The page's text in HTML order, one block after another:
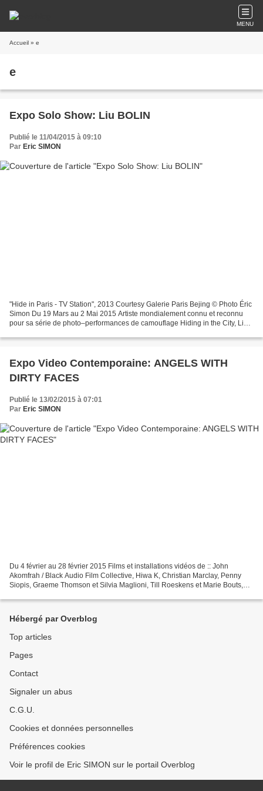
MENU
Accueil » e
e
Expo Solo Show: Liu BOLIN
Publié le 11/04/2015 à 09:10
Par Eric SIMON
"Hide in Paris - TV Station", 2013 Courtesy Galerie Paris Bejing © Photo Éric
Simon Du 19 Mars au 2 Mai 2015 Artiste mondialement connu et reconnu
pour sa série de photo–performances de camouflage Hiding in the City, Liu
Expo Video Contemporaine: ANGELS WITH
DIRTY FACES
Publié le 13/02/2015 à 07:01
Par Eric SIMON
Du 4 février au 28 février 2015 Films et installations vidéos de :: John
Akomfrah / Black Audio Film Collective, Hiwa K, Christian Marclay, Penny
Siopis, Graeme Thomson et Silvia Maglioni, Till Roeskens et Marie Bouts,
Hébergé par Overblog
Top articles
Pages
Contact
Signaler un abus
C.G.U.
Cookies et données personnelles
Préférences cookies
Voir le profil de Eric SIMON sur le portail Overblog